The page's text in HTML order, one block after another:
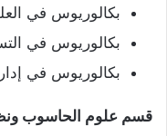
بكالوريوس في
بكالوريوس في
بكالوريوس في
قسم علوم الحاسوب